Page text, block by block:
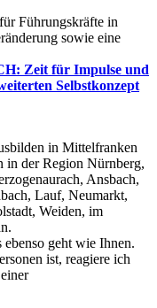
Führungskräfte in
sowie eine
Zeit für Impulse und
Selbstkonzept
in Mittelfranken
in der Region Nürnberg,
Ansbach,
Lauf, Neumarkt,
Weiden, im
ebenso geht wie Ihnen.
ist, reagiere ich